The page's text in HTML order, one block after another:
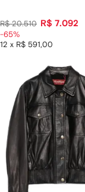
R$ 20.510 R$ 7.092
12 x R$ 591,00
-65%